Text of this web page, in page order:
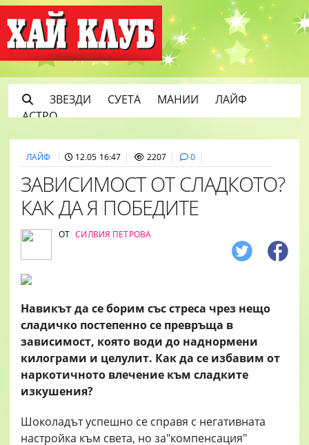
ЗВЕЗДИ СУЕТА МАНИИ
ЛАЙФ
АСТРО
ЛАЙФ 12.05 16:47 2207 0
ЗАВИСИМОСТ ОТ СЛАДКОТО?
КАК ДА Я ПОБЕДИТЕ
ОТ СИЛВИЯ ПЕТРОВА
Навикът да се борим със стреса чрез нещо
сладичко постепенно се превръща в
зависимост, която води до наднормени
килограми и целулит. Как да се избавим от
наркотичното влечение към сладките
изкушения?
Шоколадът успешно се справя с негативната
настройка към света, но за"компенсация"